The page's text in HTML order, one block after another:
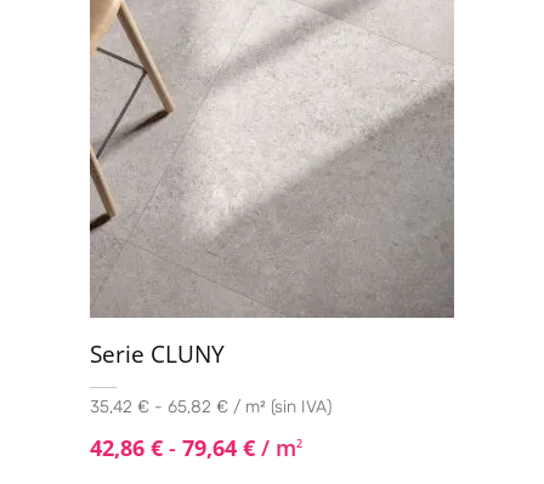
Serie CLUNY
35,42 € - 65,82 € / m² (sin IVA)
42,86 € - 79,64 € / m2